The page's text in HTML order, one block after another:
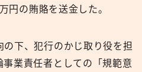
円の賄賂を送金した。
下、犯行のかじ取り役を担
業責任者としての「規範意